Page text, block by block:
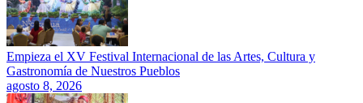
Empieza el XV Festival Internacional de las Artes, Cultura y
Gastronomía de Nuestros Pueblos
agosto 8, 2026